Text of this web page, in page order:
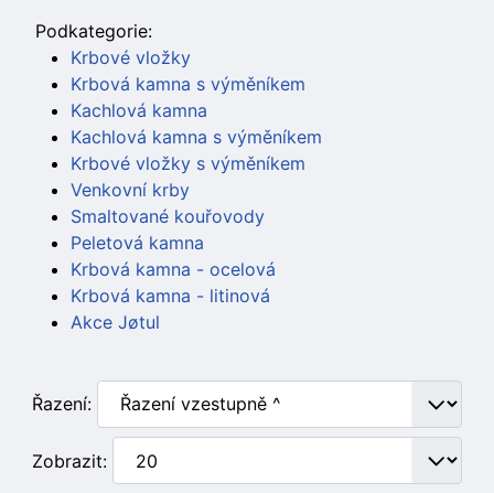
Podkategorie:
Krbové vložky
Krbová kamna s výměníkem
Kachlová kamna
Kachlová kamna s výměníkem
Krbové vložky s výměníkem
Venkovní krby
Smaltované kouřovody
Peletová kamna
Krbová kamna - ocelová
Krbová kamna - litinová
Akce Jøtul
Řazení:
Zobrazit: